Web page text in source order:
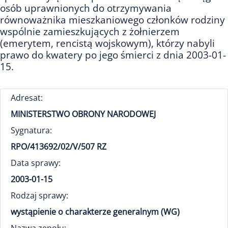
osób uprawnionych do otrzymywania
równoważnika mieszkaniowego członków rodziny
wspólnie zamieszkujących z żołnierzem
(emerytem, rencistą wojskowym), którzy nabyli
prawo do kwatery po jego śmierci z dnia 2003-01-
15.
Adresat:
MINISTERSTWO OBRONY NARODOWEJ
Sygnatura:
RPO/413692/02/V/507 RZ
Data sprawy:
2003-01-15
Rodzaj sprawy:
wystąpienie o charakterze generalnym (WG)